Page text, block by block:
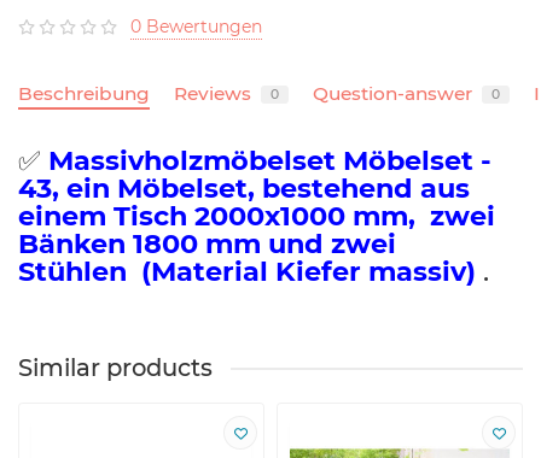
0 Bewertungen
Beschreibung Reviews 0 Question-answer 0
✅ Massivholzmöbelset Möbelset -
43, ein Möbelset, bestehend aus
einem Tisch 2000x1000 mm, zwei
Bänken 1800 mm und zwei
Stühlen (Material Kiefer massiv) .
Similar products